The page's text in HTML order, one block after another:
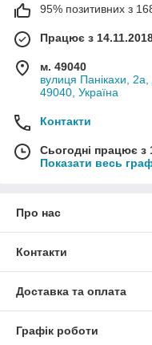
95% позитивних з 168
Працює з
м. 49040
вулиця Панікахи, 2а,
49040, Україна
Контакти
Сьогодні працює з
Показати весь
Про нас
Контакти
Доставка та оплата
Графік роботи